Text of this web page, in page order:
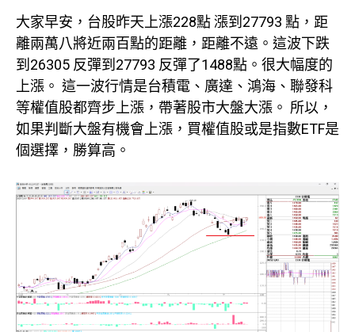
大家早安，台股昨天上漲228點 漲到27793 點，距
離兩萬八將近兩百點的距離，距離不遠。這波下跌
到26305 反彈到27793 反彈了1488點。很大幅度的
上漲。 這一波行情是台積電、廣達、鴻海、聯發科
等權值股都齊步上漲，帶著股市大盤大漲。 所以，
如果判斷大盤有機會上漲，買權值股或是指數ETF是
個選擇，勝算高。